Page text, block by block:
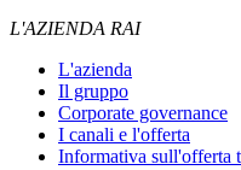
L'AZIENDA RAI
L'azienda
Il gruppo
Corporate governance
I canali e l'offerta
Informativa sull'offerta